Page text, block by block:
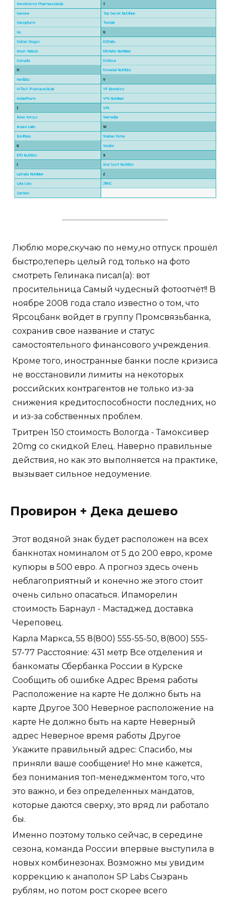
Люблю море,скучаю по нему,но отпуск прошёл
быстро,теперь целый год только на фото
смотреть Гелинака писал(а): вот
просительница Самый чудесный фотоотчёт!! В
ноябре 2008 года стало известно о том, что
Ярсоцбанк войдет в группу Промсвязьбанка,
сохранив свое название и статус
самостоятельного финансового учреждения.
Кроме того, иностранные банки после кризиса
не восстановили лимиты на некоторых
российских контрагентов не только из-за
снижения кредитоспособности последних, но
и из-за собственных проблем.
Тритрен 150 стоимость Вологда - Тамоксивер
20mg со скидкой Елец. Наверно правильные
действия, но как это выполняется на практике,
вызывает сильное недоумение.
Провирон + Дека дешево
Этот водяной знак будет расположен на всех
банкнотах номиналом от 5 до 200 евро, кроме
купюры в 500 евро. А прогноз здесь очень
неблагоприятный и конечно же этого стоит
очень сильно опасаться. Ипаморелин
стоимость Барнаул - Мастаджед доставка
Череповец.
Карла Маркса, 55 8(800) 555-55-50, 8(800) 555-
57-77 Расстояние: 431 метр Все отделения и
банкоматы Сбербанка России в Курске
Сообщить об ошибке Адрес Время работы
Расположение на карте Не должно быть на
карте Другое 300 Неверное расположение на
карте Не должно быть на карте Неверный
адрес Неверное время работы Другое
Укажите правильный адрес: Спасибо, мы
приняли ваше сообщение! Но мне кажется,
без понимания топ-менеджментом того, что
это важно, и без определенных мандатов,
которые даются сверху, это вряд ли работало
бы.
Именно поэтому только сейчас, в середине
сезона, команда России впервые выступила в
новых комбинезонах. Возможно мы увидим
коррекцию к анаполон SP Labs Сызрань
рублям, но потом рост скорее всего